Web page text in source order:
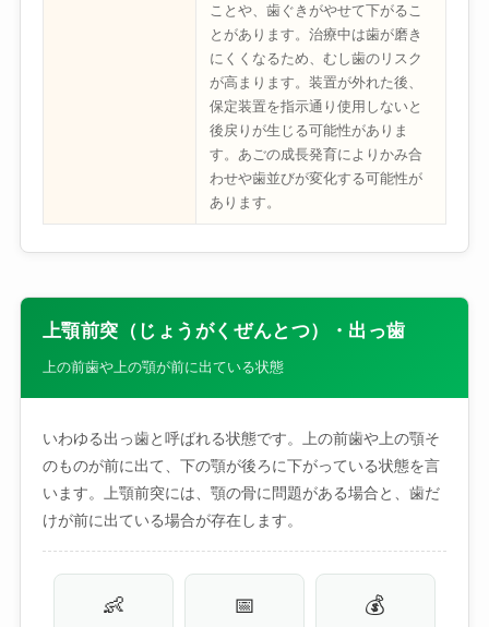
ことや、歯ぐきがやせて下がるこ
とがあります。治療中は歯が磨き
にくくなるため、むし歯のリスク
が高まります。装置が外れた後、
保定装置を指示通り使用しないと
後戻りが生じる可能性がありま
す。あごの成長発育によりかみ合
わせや歯並びが変化する可能性が
あります。
上顎前突（じょうがくぜんとつ）・出っ歯
上の前歯や上の顎が前に出ている状態
いわゆる出っ歯と呼ばれる状態です。上の前歯や上の顎そ
のものが前に出て、下の顎が後ろに下がっている状態を言
います。上顎前突には、顎の骨に問題がある場合と、歯だ
けが前に出ている場合が存在します。
👶 📅 💰